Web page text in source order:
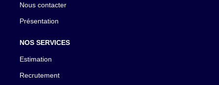
Nous contacter
Présentation
NOS SERVICES
Estimation
Recrutement